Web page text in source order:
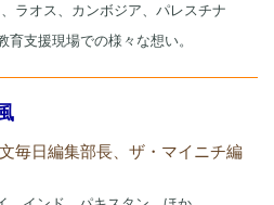
ラオス、カンボジア、パレスチナ
育支援現場での様々な想い。
毎日編集部長、ザ・マイニチ編